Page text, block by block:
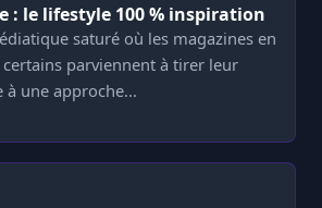
: le lifestyle 100 % inspiration
saturé où les magazines en
parviennent à tirer leur
une approche...